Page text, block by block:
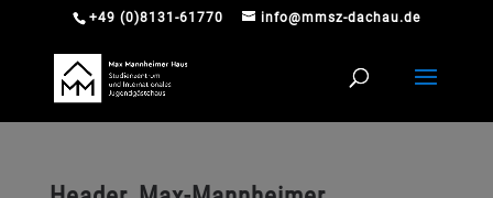
+49 (0)8131-61770 info@mmsz-dachau.de